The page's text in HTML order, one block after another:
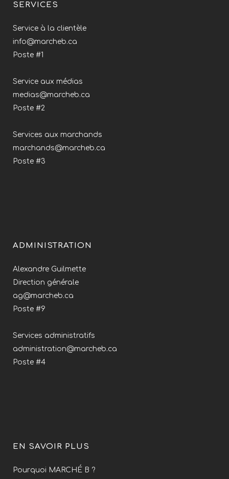
SERVICES
Service à la clientèle
info@marcheb.ca
Poste #1
Service aux médias
medias@marcheb.ca
Poste #2
Services aux marchands
marchands@marcheb.ca
Poste #3
ADMINISTRATION
Alexandre Guilmette
Direction générale
ag@marcheb.ca
Poste #9
Services administratifs
administration@marcheb.ca
Poste #4
EN SAVOIR PLUS
Pourquoi MARCHÉ B ?